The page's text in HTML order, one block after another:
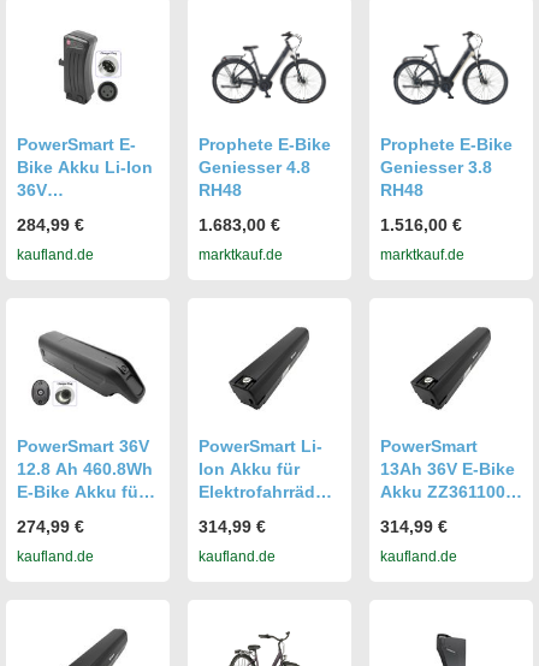
21.ESC.300
20.EMC.200
PowerSmart E-
Bike Akku Li-Ion
36V
für Prophete E-
Bike City II
City-Caravan
e2.0
284,99 €
kaufland.de
Prophete E-Bike
Geniesser 4.8
RH48
1.683,00 €
marktkauf.de
Prophete E-Bike
Geniesser 3.8
RH48
1.516,00 €
marktkauf.de
PowerSmart 36V
12.8 Ah 460.8Wh
E-Bike Akku für
GENIESSER
22.EMC.20
274,99 €
kaufland.de
PowerSmart Li-
Ion Akku für
Elektrofahrräder
für Prophete
eSUV E-Bike 28"
Geniesser 5.0
City E-Bike 28"
314,99 €
kaufland.de
PowerSmart
13Ah 36V E-Bike
Akku ZZ3611005
Geniesser 5.0
City E-Bike 28"
314,99 €
kaufland.de